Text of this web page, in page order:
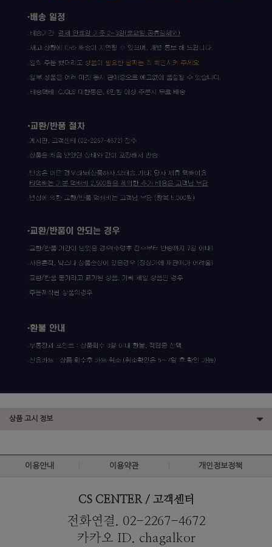
상품 고시 정보
이용안내 이용약관 개인정보정책
CS CENTER / 고객센터
전화연결. 02-2267-4672
카카오 ID. chagalkor